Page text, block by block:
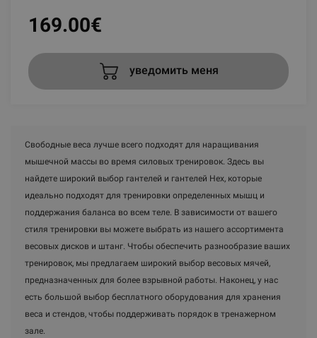
169.00€
уведомить меня
Свободные веса лучше всего подходят для наращивания
мышечной массы во время силовых тренировок. Здесь вы
найдете широкий выбор гантелей и гантелей Hex, которые
идеально подходят для тренировки определенных мышц и
поддержания баланса во всем теле. В зависимости от вашего
стиля тренировки вы можете выбрать из нашего ассортимента
весовых дисков и штанг. Чтобы обеспечить разнообразие ваших
тренировок, мы предлагаем широкий выбор весовых мячей,
предназначенных для более взрывной работы. Наконец, у нас
есть большой выбор бесплатного оборудования для хранения
веса и стендов, чтобы поддерживать порядок в тренажерном
зале.